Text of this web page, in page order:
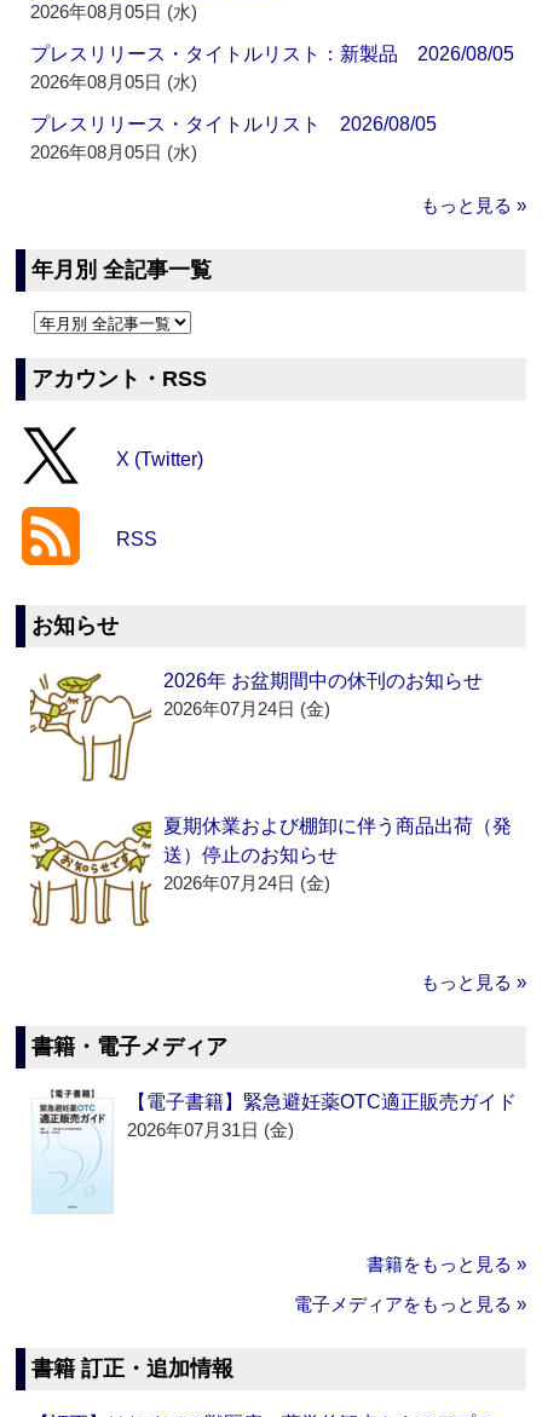
2026年08月05日 (水)
プレスリリース・タイトルリスト：新製品 2026/08/05
2026年08月05日 (水)
プレスリリース・タイトルリスト 2026/08/05
2026年08月05日 (水)
もっと見る »
年月別 全記事一覧
アカウント・RSS
X (Twitter)
RSS
お知らせ
2026年 お盆期間中の休刊のお知らせ
2026年07月24日 (金)
夏期休業および棚卸に伴う商品出荷（発
送）停止のお知らせ
2026年07月24日 (金)
もっと見る »
書籍・電子メディア
【電子書籍】緊急避妊薬OTC適正販売ガイド
2026年07月31日 (金)
書籍をもっと見る »
電子メディアをもっと見る »
書籍 訂正・追加情報